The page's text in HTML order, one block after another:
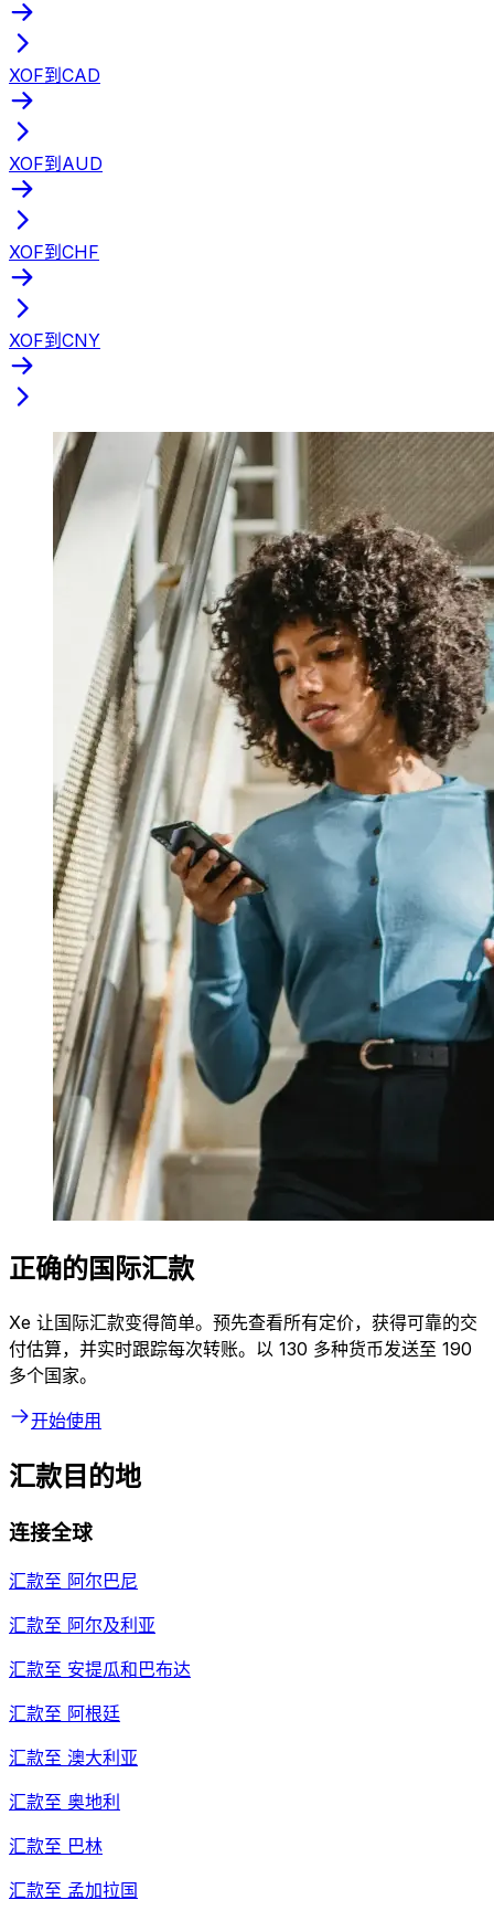
XOF到CAD
XOF到AUD
XOF到CHF
XOF到CNY
正确的国际汇款
Xe 让国际汇款变得简单。预先查看所有定价，获得可靠的交
付估算，并实时跟踪每次转账。以 130 多种货币发送至 190
多个国家。
开始使用
汇款目的地
连接全球
汇款至 阿尔巴尼
汇款至 阿尔及利亚
汇款至 安提瓜和巴布达
汇款至 阿根廷
汇款至 澳大利亚
汇款至 奥地利
汇款至 巴林
汇款至 孟加拉国